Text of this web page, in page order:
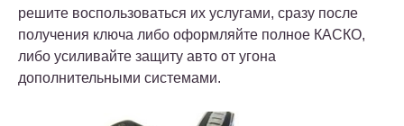
решите воспользоваться их услугами, сразу после
получения ключа либо оформляйте полное КАСКО,
либо усиливайте защиту авто от угона
дополнительными системами.